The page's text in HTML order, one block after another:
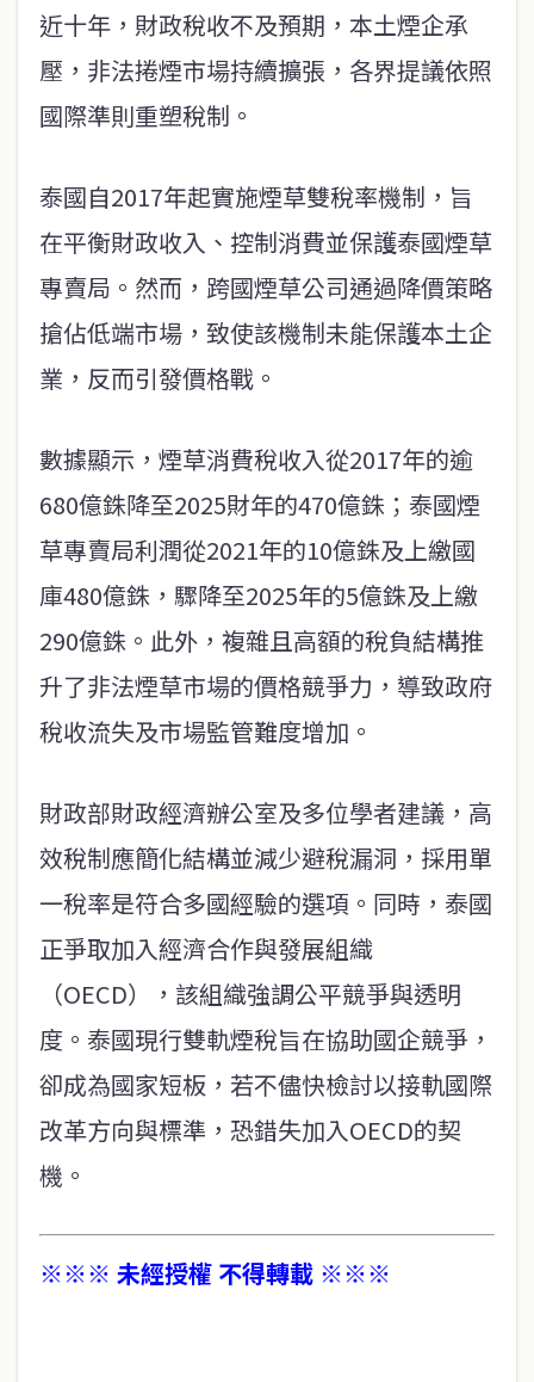
近十年，財政稅收不及預期，本土煙企承
壓，非法捲煙市場持續擴張，各界提議依照
國際準則重塑稅制。
泰國自2017年起實施煙草雙稅率機制，旨
在平衡財政收入、控制消費並保護泰國煙草
專賣局。然而，跨國煙草公司通過降價策略
搶佔低端市場，致使該機制未能保護本土企
業，反而引發價格戰。
數據顯示，煙草消費稅收入從2017年的逾
680億銖降至2025財年的470億銖；泰國煙
草專賣局利潤從2021年的10億銖及上繳國
庫480億銖，驟降至2025年的5億銖及上繳
290億銖。此外，複雜且高額的稅負結構推
升了非法煙草市場的價格競爭力，導致政府
稅收流失及市場監管難度增加。
財政部財政經濟辦公室及多位學者建議，高
效稅制應簡化結構並減少避稅漏洞，採用單
一稅率是符合多國經驗的選項。同時，泰國
正爭取加入經濟合作與發展組織
（OECD），該組織強調公平競爭與透明
度。泰國現行雙軌煙稅旨在協助國企競爭，
卻成為國家短板，若不儘快檢討以接軌國際
改革方向與標準，恐錯失加入OECD的契
機。
※※※ 未經授權 不得轉載 ※※※